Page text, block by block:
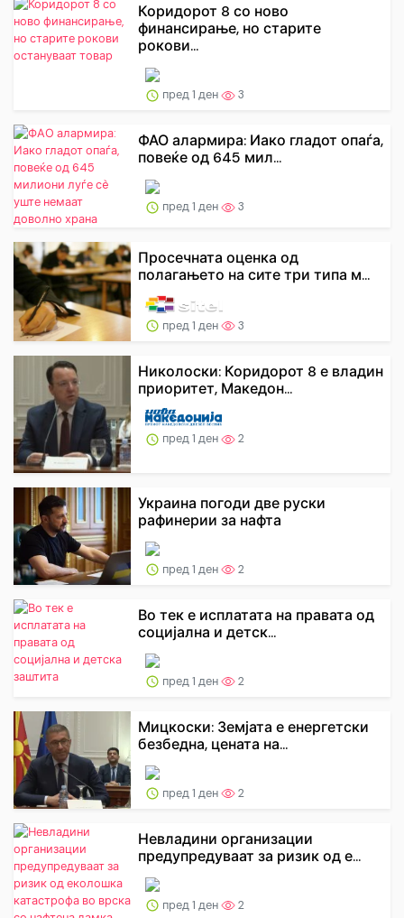
Коридорот 8 со ново
финансирање, но старите
рокови...
пред 1 ден 3
ФАО алармира: Иако гладот опаѓа,
повеќе од 645 мил...
пред 1 ден 3
Просечната оценка од
полагањето на сите три типа м...
пред 1 ден 3
Николоски: Коридорот 8 е владин
приоритет, Македон...
пред 1 ден 2
Украина погоди две руски
рафинерии за нафта
пред 1 ден 2
Во тек е исплатата на правата од
социјална и детск...
пред 1 ден 2
Мицкоски: Земјата е енергетски
безбедна, цената на...
пред 1 ден 2
Невладини организации
предупредуваат за ризик од е...
пред 1 ден 2